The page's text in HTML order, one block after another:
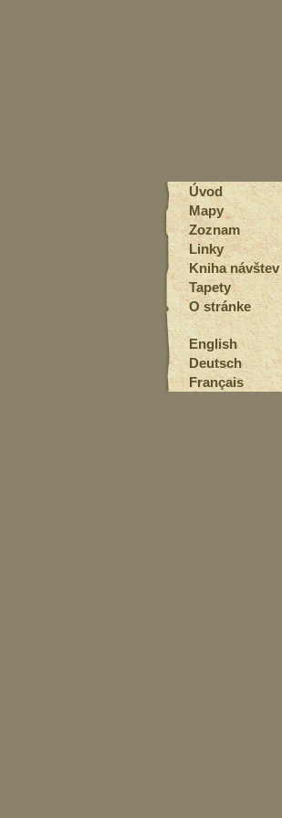
Úvod
Mapy
Zoznam
Linky
Kniha návštev
Tapety
O stránke
English
Deutsch
Français